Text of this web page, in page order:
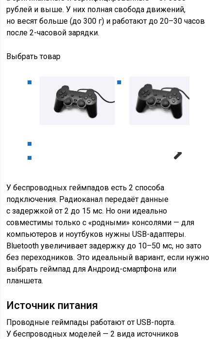
рублей и выше. У них полная свобода движений,
но весят больше (до 300 г) и работают до 20–30 часов
после 2-часовой зарядки.
Выбрать товар
У беспроводных геймпадов есть 2 способа
подключения. Радиоканал передаёт данные
с задержкой от 2 до 15 мс. Но они идеально
совместимы только с «родными» консолями — для
компьютеров и ноутбуков нужны USB-адаптеры.
Bluetooth увеличивает задержку до 10–50 мс, но зато
без переходников. Это идеальный вариант, если нужно
выбрать геймпад для Андроид-смартфона или
планшета.
Источник питания
Проводные геймпады работают от USB-порта.
У беспроводных моделей — 2 вида источников